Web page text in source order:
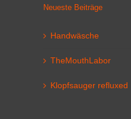
Neueste Beiträge
Handwäsche
TheMouthLabor
Klopfsauger refluxed